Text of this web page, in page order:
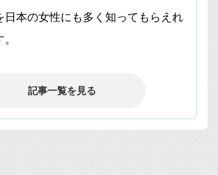
日本の女性にも多く知ってもらえれ
記事一覧を見る